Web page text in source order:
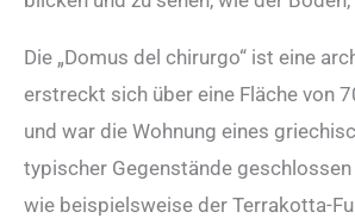
Die „Domus del chirurgo“ ist eine
erstreckt sich über eine Fläche von
und war die Wohnung eines
typischer Gegenstände
wie beispielsweise der Terrakotta-